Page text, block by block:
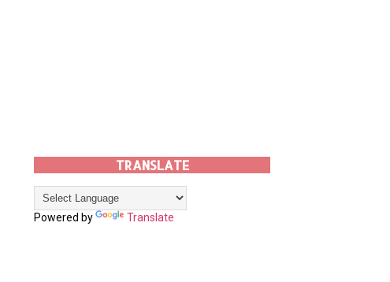
TRANSLATE
Powered by Translate